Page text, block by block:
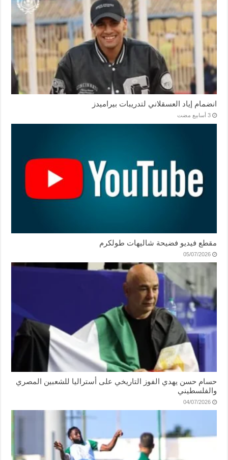
انضمام إياد العسقلاني لتدريبات بيراميدز
‏3 أسابيع مضت
مقطع فيديو فضيحة شاليهات طولكرم
05/07/2026
حسام حسن يهدي الفوز التاريخي على أستراليا للشعبين المصري
والفلسطيني
04/07/2026